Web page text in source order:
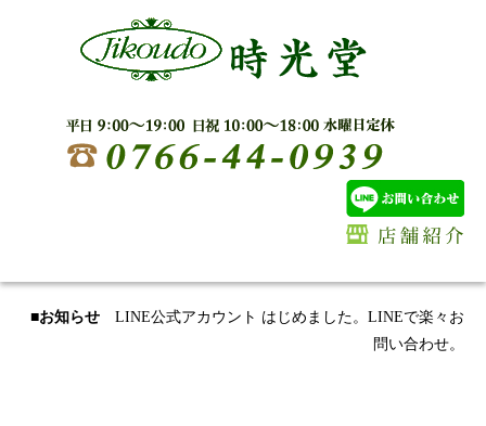
■お知らせ LINE公式アカウント はじめました。LINEで楽々お
問い合わせ。